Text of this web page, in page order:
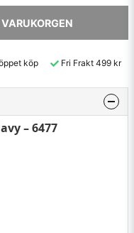
köp Fri Frakt 499 kr
– 6477